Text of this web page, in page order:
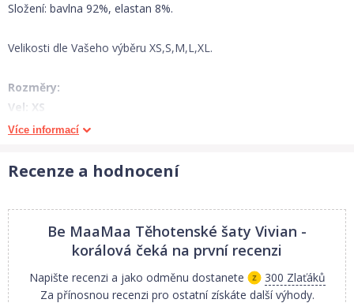
Složení: bavlna 92%, elastan 8%.
Velikosti dle Vašeho výběru XS,S,M,L,XL.
Rozměry:
Vel: XS
Celková délka 88 cm, šířka přes prsa 2x42 cm.
Celková délka 88 cm, šířka přes prsa 2x44 cm.
Celková délka 90 cm, šířka přes prsa 2x46 cm.
Vel. L:
Celková délka 90 cm, šířka přes prsa 2x49 cm.
Vel. XL:
Celková délka 92 cm, šířka přes prsa 2x52 cm.
Více informací
Recenze a hodnocení
Be MaaMaa Těhotenské šaty Vivian -
korálová čeká na první recenzi
Napište recenzi a jako odměnu dostanete
300 Zlaťáků
Za přínosnou recenzi pro ostatní získáte další výhody.